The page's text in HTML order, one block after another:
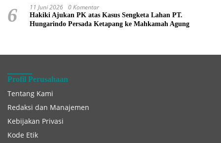
6 11 Juni 2026 0 Komentar
Hakiki Ajukan PK atas Kasus Sengketa Lahan PT.
Hungarindo Persada Ketapang ke Mahkamah Agung
Profil Perusahaan
Tentang Kami
Redaksi dan Manajemen
Kebijakan Privasi
Kode Etik